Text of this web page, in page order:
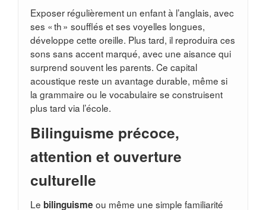
Exposer régulièrement un enfant à l’anglais, avec
ses « th » soufflés et ses voyelles longues,
développe cette oreille. Plus tard, il reproduira ces
sons sans accent marqué, avec une aisance qui
surprend souvent les parents. Ce capital
acoustique reste un avantage durable, même si
la grammaire ou le vocabulaire se construisent
plus tard via l’école.
Bilinguisme précoce,
attention et ouverture
culturelle
Le bilinguisme ou même une simple familiarité